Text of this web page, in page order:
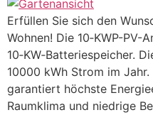
Erfüllen Sie sich den
Wohnen! Die 10‑KWP-PV-
10‑KW‑Batteriespeicher.
10000 kWh Strom im
garantiert höchste
Raumklima und niedrige